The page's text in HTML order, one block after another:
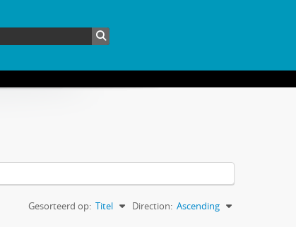
Gesorteerd op: Titel Direction: Ascending